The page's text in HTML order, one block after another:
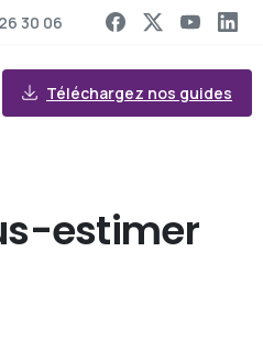
30 06
Téléchargez nos guides
estimer